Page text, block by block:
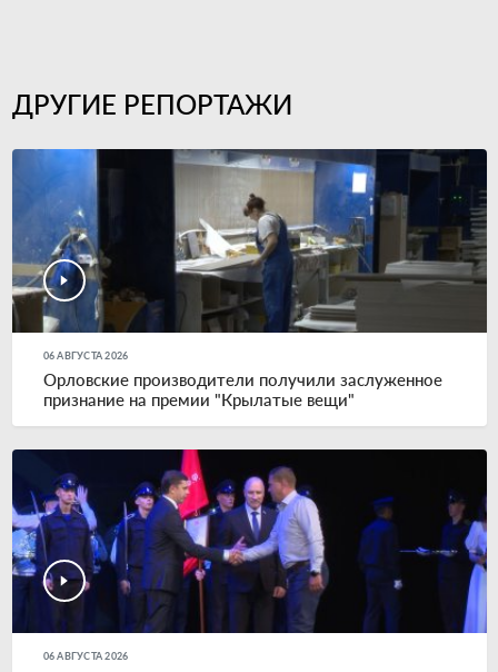
ДРУГИЕ РЕПОРТАЖИ
06 АВГУСТА 2026
Орловские производители получили заслуженное
признание на премии "Крылатые вещи"
06 АВГУСТА 2026